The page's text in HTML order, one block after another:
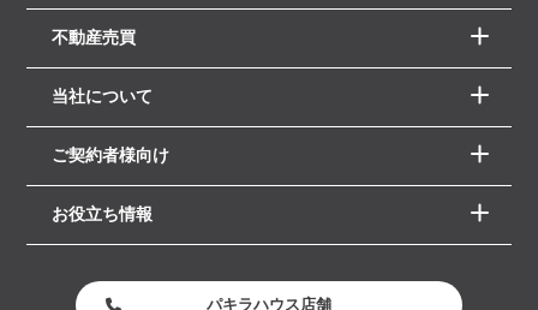
不動産売買
当社について
ご契約者様向け
お役立ち情報
パキラハウス店舗